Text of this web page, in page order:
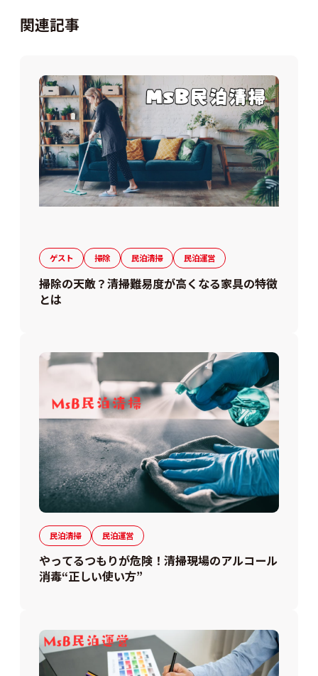
関連記事
ゲスト 掃除 民泊清掃 民泊運営
掃除の天敵？清掃難易度が高くなる家具の特徴
とは
民泊清掃 民泊運営
やってるつもりが危険！清掃現場のアルコール
消毒“正しい使い方”